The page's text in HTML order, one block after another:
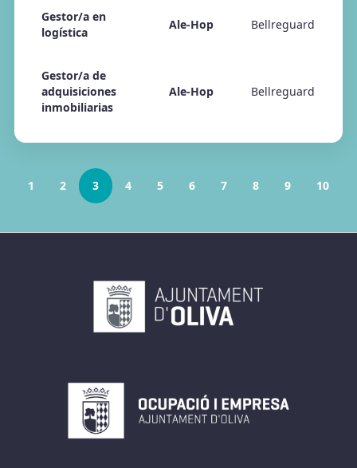
Gestor/a en
logística
Ale-Hop Bellreguard
Gestor/a de
adquisiciones
inmobiliarias
Ale-Hop Bellreguard
1 2 3 4 5 6 7 8 9 10